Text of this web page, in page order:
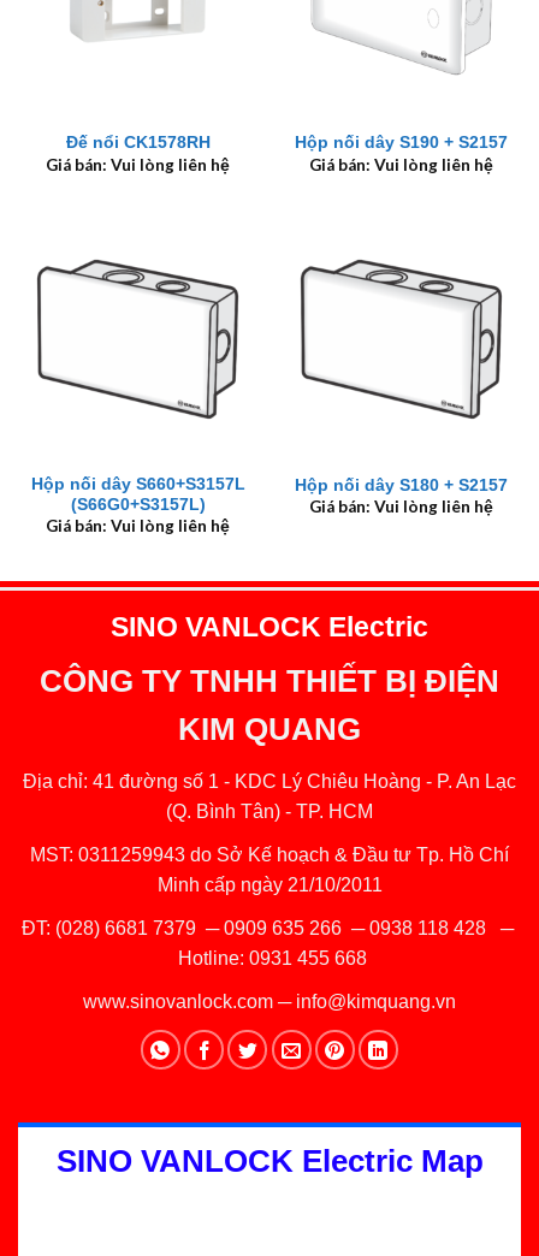
Đế nổi CK1578RH
Giá bán: Vui lòng liên hệ
Hộp nối dây S190 + S2157
Giá bán: Vui lòng liên hệ
Hộp nối dây S660+S3157L
(S66G0+S3157L)
Giá bán: Vui lòng liên hệ
Hộp nối dây S180 + S2157
Giá bán: Vui lòng liên hệ
SINO VANLOCK Electric
CÔNG TY TNHH THIẾT BỊ ĐIỆN
KIM QUANG
Địa chỉ: 41 đường số 1 - KDC Lý Chiêu Hoàng - P. An Lạc
(Q. Bình Tân) - TP. HCM
MST: 0311259943 do Sở Kế hoạch & Đầu tư Tp. Hồ Chí
Minh cấp ngày 21/10/2011
ĐT: (028) 6681 7379 ─0909 635 266─0938 118 428─
Hotline: 0931 455 668
www.sinovanlock.com ─ info@kimquang.vn
SINO VANLOCK Electric Map